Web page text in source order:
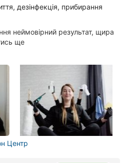
дезінфекція, прибирання
неймовірний результат, щира
ще
Центр